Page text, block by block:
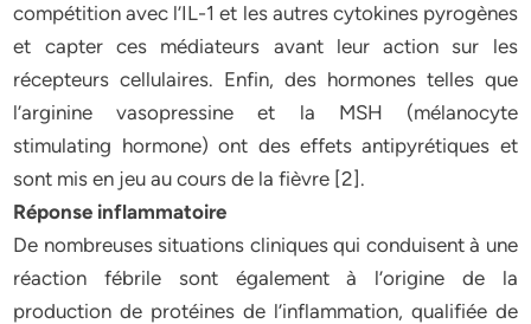
compétition avec l’IL-1 et les autres cytokines pyrogènes
et capter ces médiateurs avant leur action sur les
récepteurs cellulaires. Enfin, des hormones telles que
l’arginine vasopressine et la MSH (mélanocyte
stimulating hormone) ont des effets antipyrétiques et
sont mis en jeu au cours de la fièvre [2].
Réponse inflammatoire
De nombreuses situations cliniques qui conduisent à une
réaction fébrile sont également à l’origine de la
production de protéines de l’inflammation, qualifiée de